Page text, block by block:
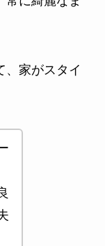
、家がスタイ